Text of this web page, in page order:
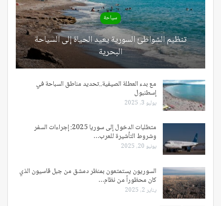
سياحة
تنظيم الشواطئ السورية يعيد الحياة إلى السياحة
البحرية
مع بدء العطلة الصيفية..تحديد مناطق السباحة في
إسطنبول
يوليو 3, 2025
متطلبات الدخول إلى سوريا 2025: إجراءات السفر
وشروط التأشيرة للعرب…
يونيو 20, 2025
السوريون يستمتعون بمنظر دمشق من جبل قاسيون الذي
كان محظوراً من نظام…
يناير 2, 2025